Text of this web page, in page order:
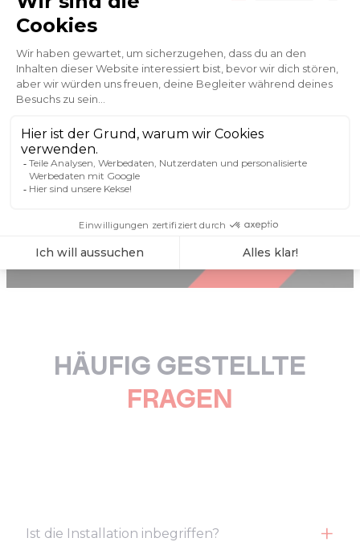
Alle unsere Expertentipps anzeigen
WECHSELN SIE MIT XEFI ZUR
AUSSTATTUNG DER NEUEN
GENERATION
Kontaktieren Sie uns
HÄUFIG GESTELLTE
FRAGEN
Ist die Installation inbegriffen?